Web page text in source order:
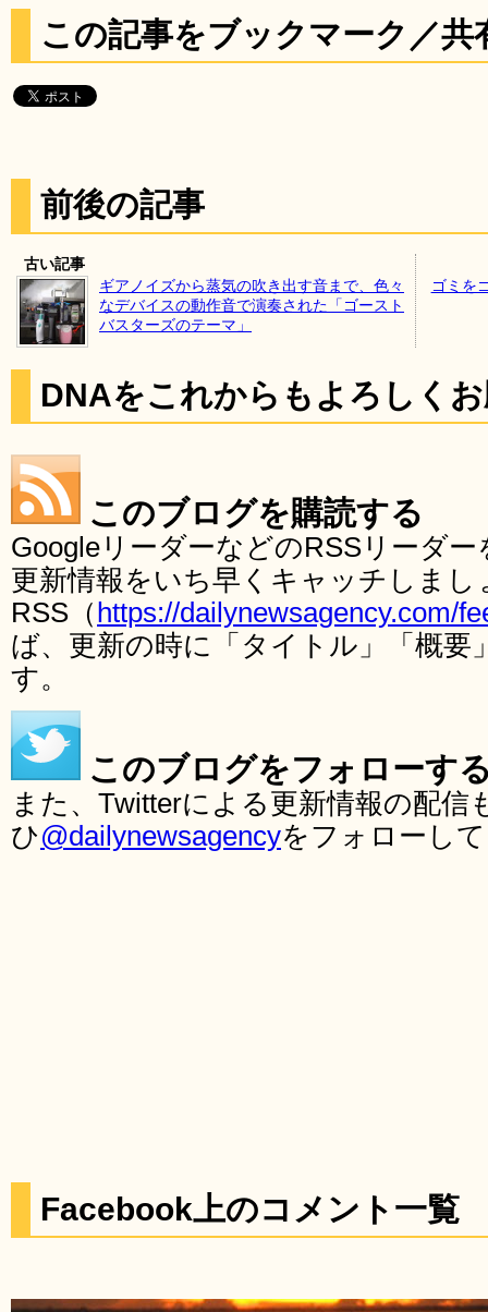
この記事をブックマーク／共
前後の記事
古い記事
ギアノイズから蒸気の吹き出す音まで、色々
なデバイスの動作音で演奏された「ゴースト
バスターズのテーマ」
ゴミを
DNAをこれからもよろしく
このブログを購読する
GoogleリーダーなどのRSSリーダ
更新情報をいち早くキャッチしま
RSS（ https://dailynewsagency.com/
ば、更新の時に「タイトル」「概要
す。
このブログをフォローす
また、Twitterによる更新情報の配
ひ@dailynewsagencyをフォローし
Facebook上のコメント一覧